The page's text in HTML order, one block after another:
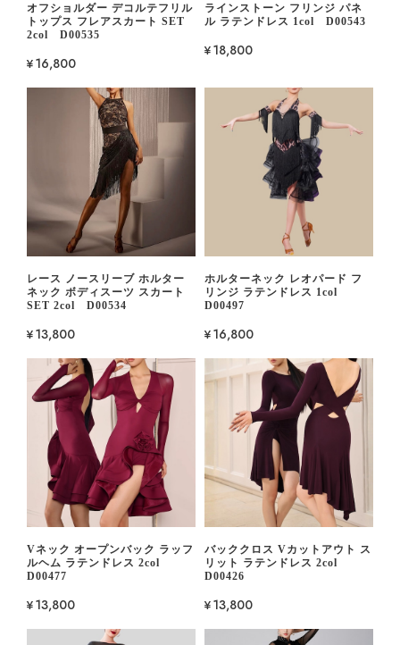
オフショルダー デコルテフリル
トップス フレアスカート SET
2col D00535
¥16,800
ラインストーン フリンジ パネ
ル ラテンドレス 1col D00543
¥18,800
レース ノースリーブ ホルター
ネック ボディスーツ スカート
SET 2col D00534
¥13,800
ホルターネック レオパード フ
リンジ ラテンドレス 1col
D00497
¥16,800
Vネック オープンバック ラッフ
ルヘム ラテンドレス 2col
D00477
¥13,800
バッククロス Vカットアウト ス
リット ラテンドレス 2col
D00426
¥13,800